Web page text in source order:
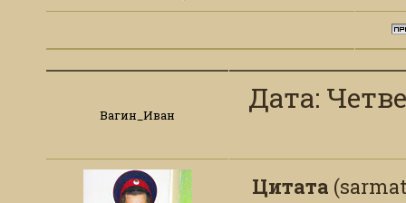
Вагин_Иван Дата:
Цитата (